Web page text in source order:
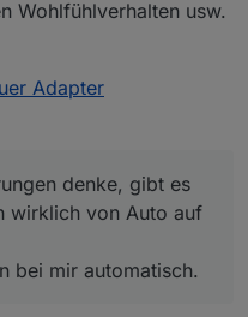
Wohlfühlverhalten usw.
Adapter
denke, gibt es
wirklich von Auto auf
bei mir automatisch.